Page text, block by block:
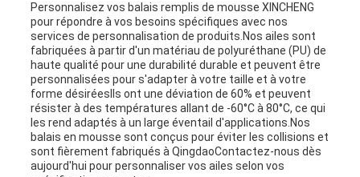
Personnalisez vos balais remplis de mousse XINCHENG
pour répondre à vos besoins spécifiques avec nos
services de personnalisation de produits.Nos ailes sont
fabriquées à partir d'un matériau de polyuréthane (PU) de
haute qualité pour une durabilité durable et peuvent être
personnalisées pour s'adapter à votre taille et à votre
forme désiréesIls ont une déviation de 60% et peuvent
résister à des températures allant de -60°C à 80°C, ce qui
les rend adaptés à un large éventail d'applications.Nos
balais en mousse sont conçus pour éviter les collisions et
sont fièrement fabriqués à QingdaoContactez-nous dès
aujourd'hui pour personnaliser vos ailes selon vos